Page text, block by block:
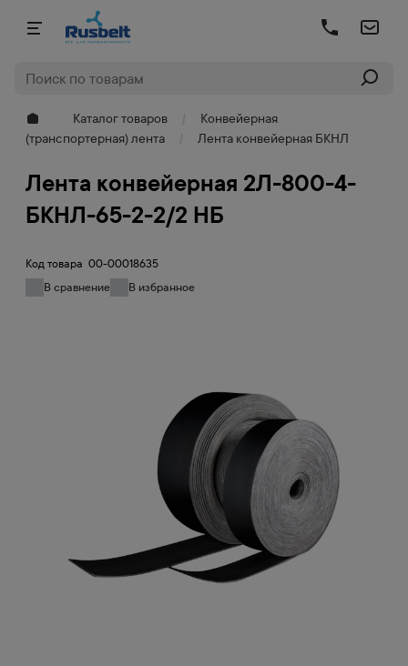
Каталог товаров
Конвейерная
(транспортерная) лента
Лента конвейерная БКНЛ
Лента конвейерная 2Л-800-4-
БКНЛ-65-2-2/2 НБ
Код товара 00-00018635
В сравнение
В избранное